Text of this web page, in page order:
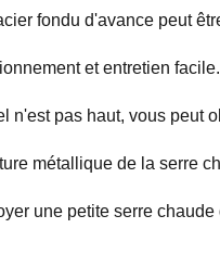
fondu d'avance peut
et entretien facile.
n'est pas haut, vous peut
métallique de la serre
une petite serre